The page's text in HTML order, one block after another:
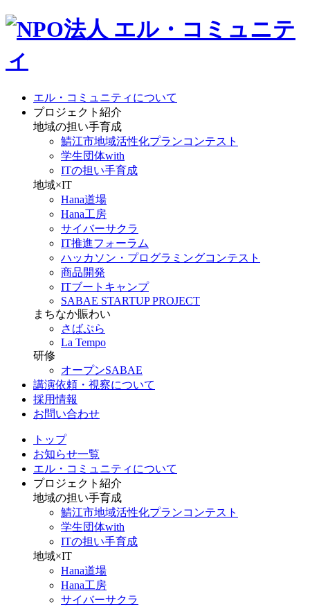
エル・コミュニティについて
プロジェクト紹介
地域の担い手育成
鯖江市地域活性化プランコンテスト
学生団体with
ITの担い手育成
地域×IT
Hana道場
Hana工房
サイバーサクラ
IT推進フォーラム
ハッカソン・プログラミングコンテスト
商品開発
ITブートキャンプ
SABAE STARTUP PROJECT
まちなか賑わい
さばぷら
La Tempo
研修
オープンSABAE
講演依頼・視察について
採用情報
お問い合わせ
トップ
お知らせ一覧
エル・コミュニティについて
プロジェクト紹介
地域の担い手育成
鯖江市地域活性化プランコンテスト
学生団体with
ITの担い手育成
地域×IT
Hana道場
Hana工房
サイバーサクラ